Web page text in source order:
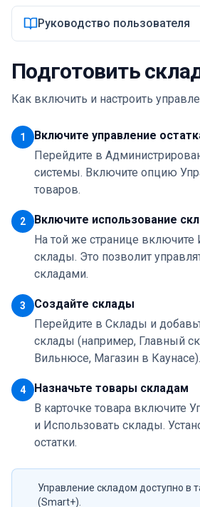
Начать
Руководство пользователя
Подготовить
Как включить и настроить
1
Включите управление
Перейдите в
системы. Включите опцию
товаров.
2
Включите использование
На той же странице включите
склады. Это позволит
складами.
3
Создайте склады
Перейдите в Склады и
склады (например, Главный
Вильнюсе, Магазин в Каунасе).
4
Назначьте товары складам
В карточке товара включите
и Использовать склады.
остатки.
Управление складом доступно в
(Smart+).